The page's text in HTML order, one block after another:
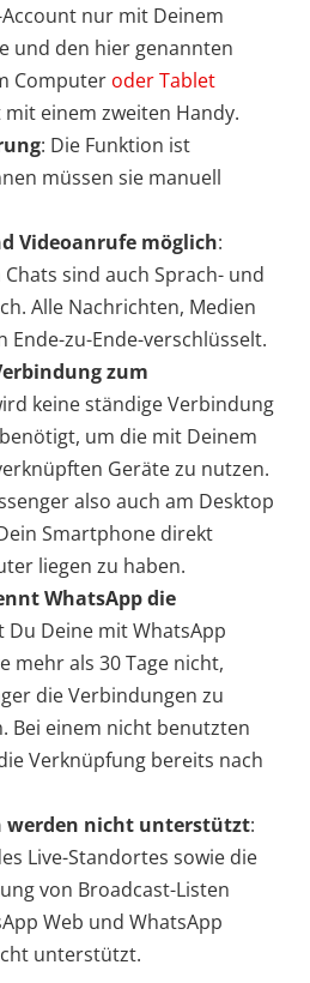
nur mit Deinem
und den hier genannten
Computer oder Tablet
mit einem zweiten Handy.
: Die Funktion ist
müssen sie manuell
Videoanrufe möglich:
sind auch Sprach- und
Alle Nachrichten, Medien
Ende-zu-Ende-verschlüsselt.
zum
keine ständige Verbindung
um die mit Deinem
Geräte zu nutzen.
also auch am Desktop
Smartphone direkt
liegen zu haben.
WhatsApp die
Du Deine mit WhatsApp
mehr als 30 Tage nicht,
die Verbindungen zu
Bei einem nicht benutzten
Verknüpfung bereits nach
werden nicht unterstützt:
Live-Standortes sowie die
von Broadcast-Listen
Web und WhatsApp
unterstützt.